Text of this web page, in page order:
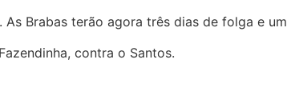
Brabas terão agora três dias de folga e
contra o Santos.